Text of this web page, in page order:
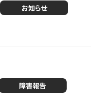
お知らせ
障害報告